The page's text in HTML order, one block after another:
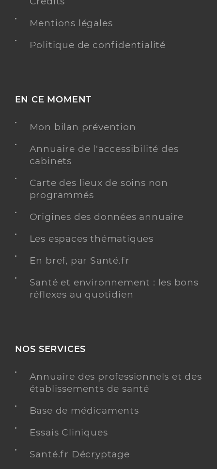
Mentions légales
Politique de confidentialité
EN CE MOMENT
Mon bilan prévention
Annuaire de l'accessibilité des
cabinets
Carte des lieux de soins non
programmés
Origines des données annuaire
Les espaces thématiques
En bref, par Santé.fr
Santé et environnement : les bons
réflexes au quotidien
NOS SERVICES
Annuaire des professionnels et des
établissements de santé
Base de médicaments
Essais Cliniques
Santé.fr Décryptage